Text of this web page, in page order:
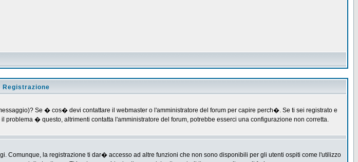
Registrazione
Se � cos� devi contattare il webmaster o l'amministratore del forum per capire perch�. Se ti sei registrato e
� questo, altrimenti contatta l'amministratore del forum, potrebbe esserci una configurazione non corretta.
Comunque, la registrazione ti dar� accesso ad altre funzioni che non sono disponibili per gli utenti ospiti come l'utilizzo